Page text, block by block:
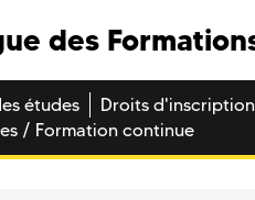
des
études Droits d'inscription
/ Formation continue